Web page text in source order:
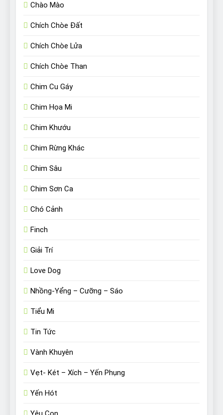
Chào Mào
Chích Chòe Đất
Chích Chòe Lửa
Chích Chòe Than
Chim Cu Gáy
Chim Họa Mi
Chim Khướu
Chim Rừng Khác
Chim Sâu
Chim Sơn Ca
Chó Cảnh
Finch
Giải Trí
Love Dog
Nhồng-Yểng – Cưỡng – Sáo
Tiểu Mi
Tin Tức
Vành Khuyên
Vẹt- Két – Xích – Yến Phụng
Yến Hót